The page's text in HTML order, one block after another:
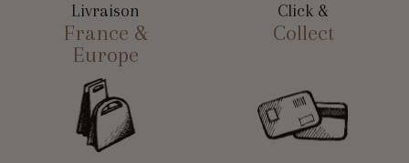
Livraison
France &
Europe
Click &
Collect